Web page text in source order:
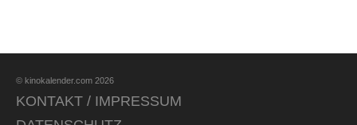
© kinokalender.com 2026
KONTAKT / IMPRESSUM